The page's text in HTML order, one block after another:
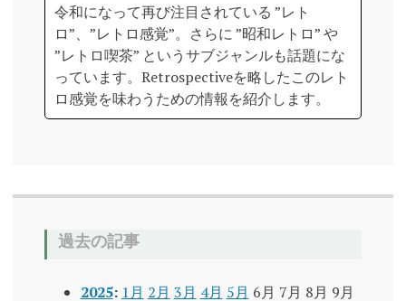
令和になって再び注目されている ”レト
ロ”、”レトロ感覚”。さらに ”昭和レトロ” や
”レトロ喫茶” というサブジャンルも話題にな
っています。Retrospectiveを略したこのレト
ロ感覚を味わうための情報を紹介します。
過去の記事
2025: 1月 2月 3月 4月 5月 6月 7月 8月 9月